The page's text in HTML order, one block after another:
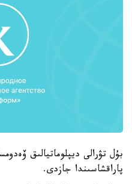
پاراقشاسىندا جازدى.